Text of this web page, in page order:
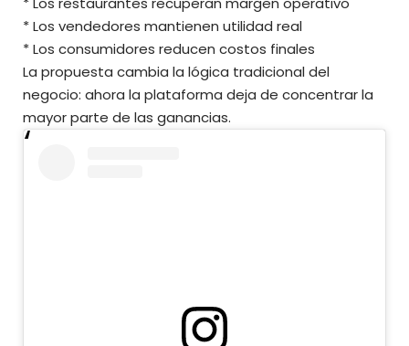
* Los vendedores mantienen utilidad real
* Los consumidores reducen costos finales
La propuesta cambia la lógica tradicional del
negocio: ahora la plataforma deja de concentrar la
mayor parte de las ganancias.